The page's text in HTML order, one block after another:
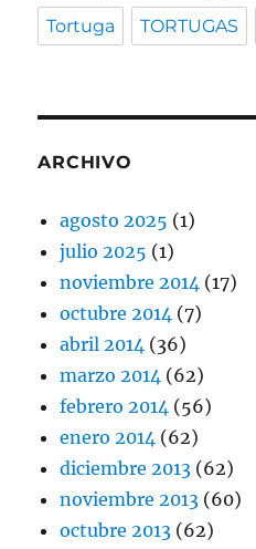
Tortuga TORTUGAS
ARCHIVO
agosto 2025 (1)
julio 2025 (1)
noviembre 2014 (17)
octubre 2014 (7)
abril 2014 (36)
marzo 2014 (62)
febrero 2014 (56)
enero 2014 (62)
diciembre 2013 (62)
noviembre 2013 (60)
octubre 2013 (62)